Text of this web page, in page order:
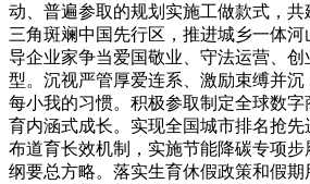
动、普遍参取的规划实施工做款式，
三角斑斓中国先行区，推进城乡一体
导企业家争当爱国敬业、守法运营、
型。沉视严管厚爱连系、激励束缚并
每小我的习惯。积极参取制定全球数
育内涵式成长。实现全国城市排名抢
布道育长效机制，实施节能降碳专项
纲要总方略。落实生育休假政策和假